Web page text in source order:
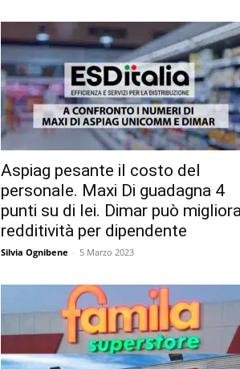
Aspiag pesante il costo del
personale. Maxi Di guadagna 4
punti su di lei. Dimar può
redditività per dipendente
Silvia Ognibene - 5 Marzo 2023